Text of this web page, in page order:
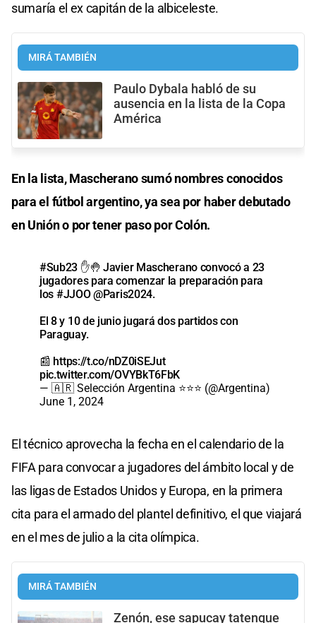
sumaría el ex capitán de la albiceleste.
MIRÁ TAMBIÉN
Paulo Dybala habló de su
ausencia en la lista de la Copa
América
En la lista, Mascherano sumó nombres conocidos
para el fútbol argentino, ya sea por haber debutado
en Unión o por tener paso por Colón.
#Sub23 ✋🤚 Javier Mascherano convocó a 23
jugadores para comenzar la preparación para
los #JJOO@Paris2024.
El 8 y 10 de junio jugará dos partidos con
Paraguay.
📰 https://t.co/nDZ0iSEJut
pic.twitter.com/OVYBkT6FbK
— 🇦🇷 Selección Argentina ⭐⭐⭐ (@Argentina)
June 1, 2024
El técnico aprovecha la fecha en el calendario de la
FIFA para convocar a jugadores del ámbito local y de
las ligas de Estados Unidos y Europa, en la primera
cita para el armado del plantel definitivo, el que viajará
en el mes de julio a la cita olímpica.
MIRÁ TAMBIÉN
Zenón, ese sapucay tatengue